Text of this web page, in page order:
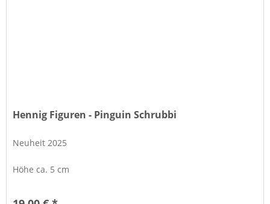
Hennig Figuren - Pinguin Schrubbi
Neuheit 2025
Höhe ca. 5 cm